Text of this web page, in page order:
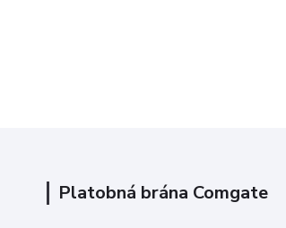
Platobná brána Comgate